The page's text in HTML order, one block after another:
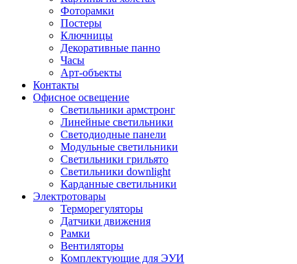
Фоторамки
Постеры
Ключницы
Декоративные панно
Часы
Арт-объекты
Контакты
Офисное освещение
Светильники армстронг
Линейные светильники
Светодиодные панели
Модульные светильники
Светильники грильято
Светильники downlight
Карданные светильники
Электротовары
Терморегуляторы
Датчики движения
Рамки
Вентиляторы
Комплектующие для ЭУИ